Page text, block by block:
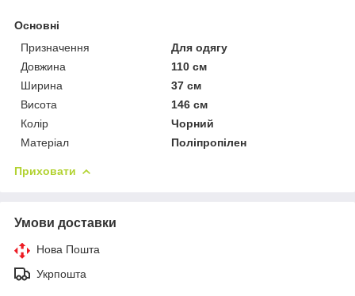
Основні
Призначення
Для одягу
Довжина
110 см
Ширина
37 см
Висота
146 см
Колір
Чорний
Матеріал
Поліпропілен
Приховати
Умови доставки
Нова Пошта
Укрпошта